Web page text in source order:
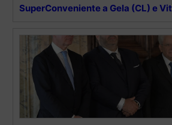
SuperConveniente a Gela (CL) e